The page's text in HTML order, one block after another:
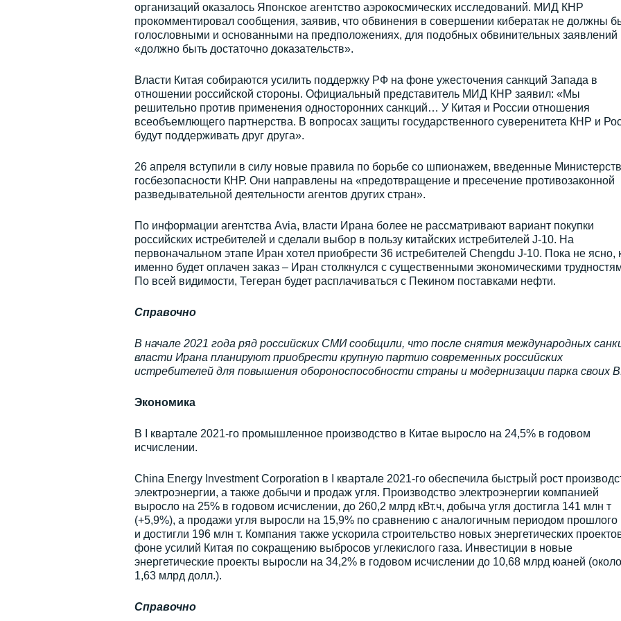
организаций оказалось Японское агентство аэрокосмических исследований. МИД КНР
прокомментировал сообщения, заявив, что обвинения в совершении кибератак не должны
голословными и основанными на предположениях, для подобных обвинительных заявлений
«должно быть достаточно доказательств».
Власти Китая собираются усилить поддержку РФ на фоне ужесточения санкций Запада в
отношении российской стороны. Официальный представитель МИД КНР заявил: «Мы
решительно против применения односторонних санкций… У Китая и России отношения
всеобъемлющего партнерства. В вопросах защиты государственного суверенитета КНР и
будут поддерживать друг друга».
26 апреля вступили в силу новые правила по борьбе со шпионажем, введенные
госбезопасности КНР. Они направлены на «предотвращение и пресечение противозаконной
разведывательной деятельности агентов других стран».
По информации агентства Avia, власти Ирана более не рассматривают вариант покупки
российских истребителей и сделали выбор в пользу китайских истребителей J-10. На
первоначальном этапе Иран хотел приобрести 36 истребителей Chengdu J-10. Пока не ясно,
именно будет оплачен заказ – Иран столкнулся с существенными экономическими
По всей видимости, Тегеран будет расплачиваться с Пекином поставками нефти.
Справочно
В начале 2021 года ряд российских СМИ сообщили, что после снятия международных
власти Ирана планируют приобрести крупную партию современных российских
истребителей для повышения обороноспособности страны и модернизации парка своих
Экономика
В I квартале 2021-го промышленное производство в Китае выросло на 24,5% в годовом
исчислении.
China Energy Investment Corporation в I квартале 2021-го обеспечила быстрый рост
электроэнергии, а также добычи и продаж угля. Производство электроэнергии компанией
выросло на 25% в годовом исчислении, до 260,2 млрд кВт.ч, добыча угля достигла 141 млн т
(+5,9%), а продажи угля выросли на 15,9% по сравнению с аналогичным периодом прошлого
и достигли 196 млн т. Компания также ускорила строительство новых энергетических
фоне усилий Китая по сокращению выбросов углекислого газа. Инвестиции в новые
энергетические проекты выросли на 34,2% в годовом исчислении до 10,68 млрд юаней (около
1,63 млрд долл.).
Справочно